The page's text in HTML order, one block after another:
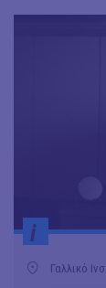
i
Γαλλικό